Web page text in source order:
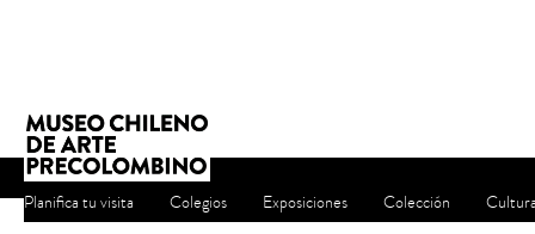
Planifica tu visita Colegios Exposiciones Colección